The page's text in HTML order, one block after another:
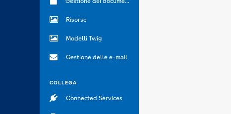
Risorse
Modelli Twig
Gestione delle e-mail
COLLEGA
Connected Services